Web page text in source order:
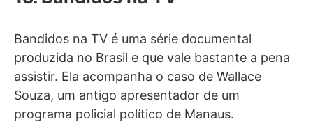
Bandidos na TV é uma série documental
produzida no Brasil e que vale bastante a pena
assistir. Ela acompanha o caso de Wallace
Souza, um antigo apresentador de um
programa policial político de Manaus.